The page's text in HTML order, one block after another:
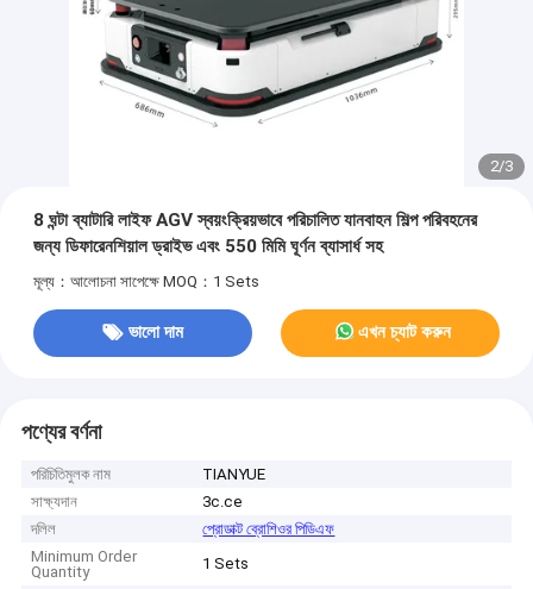
2/3
8 ঘন্টা ব্যাটারি লাইফ AGV স্বয়ংক্রিয়ভাবে পরিচালিত যানবাহন শিল্প পরিবহনের
জন্য ডিফারেনশিয়াল ড্রাইভ এবং 550 মিমি ঘূর্ণন ব্যাসার্ধ সহ
মূল্য：আলোচনা সাপেক্ষে MOQ：1 Sets
ভালো দাম এখন চ্যাট করুন
পণ্যের বর্ণনা
পরিচিতিমুলক নাম
TIANYUE
সাক্ষ্যদান
3c.ce
দলিল
প্রোডাক্ট ব্রোশিওর পিডিএফ
Minimum Order
Quantity
1 Sets